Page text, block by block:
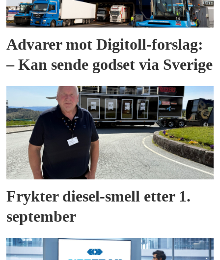
Advarer mot Digitoll-forslag:
– Kan sende godset via Sverige
Frykter diesel-smell etter 1.
september